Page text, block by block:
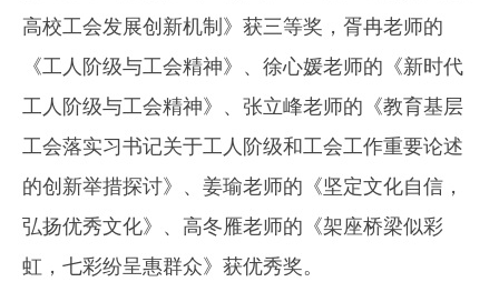
高校工会发展创新机制》获三等奖，胥冉老师的
《工人阶级与工会精神》、徐心媛老师的《新时代
工人阶级与工会精神》、张立峰老师的《教育基层
工会落实习书记关于工人阶级和工会工作重要论述
的创新举措探讨》、姜瑜老师的《坚定文化自信，
弘扬优秀文化》、高冬雁老师的《架座桥梁似彩
虹，七彩纷呈惠群众》获优秀奖。